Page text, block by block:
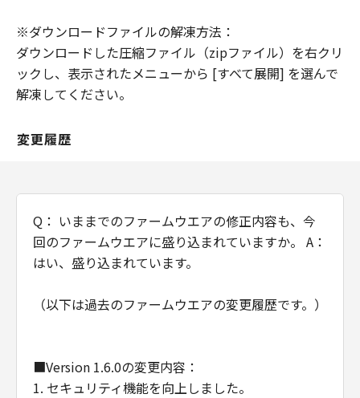
「本契約」のいずれかの条項またはその一
部が法律により無効であると決定された場
合でも、その他の条項は完全に有効に存続
するものとします。
以 上
※ダウンロードファイルの解凍方法：
ダウンロードした圧縮ファイル（zipファイル）を右クリ
ックし、表示されたメニューから [すべて展開] を選んで
解凍してください。
変更履歴
Q： いままでのファームウエアの修正内容も、今
回のファームウエアに盛り込まれていますか。 A：
はい、盛り込まれています。
（以下は過去のファームウエアの変更履歴です。）
■Version 1.6.0の変更内容：
1. セキュリティ機能を向上しました。